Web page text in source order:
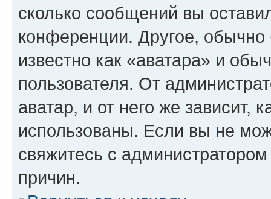
сколько сообщений вы
конференции. Другое,
известно как «аватара» и
пользователя. От
аватар, и от него же зависит,
использованы. Если вы не
свяжитесь с
причин.